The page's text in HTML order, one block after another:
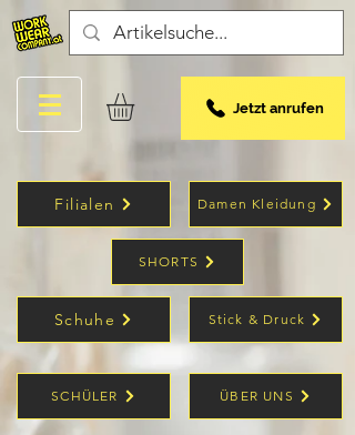
Jetzt anrufen
Filialen Damen Kleidung
SHORTS
Schuhe Stick & Druck
SCHÜLER ÜBER UNS